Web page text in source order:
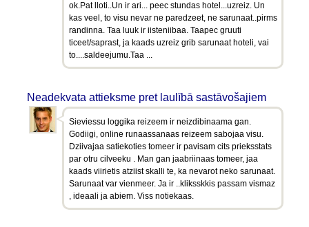
ok.Pat lloti..Un ir ari... peec stundas hotel...uzreiz. Un
kas veel, to visu nevar ne paredzeet, ne sarunaat..pirms
randinna. Taa luuk ir iisteniibaa. Taapec gruuti
ticeet/saprast, ja kaads uzreiz grib sarunaat hoteli, vai
to....saldeejumu.Taa ...
Neadekvata attieksme pret laulībā sastāvošajiem
Sieviessu loggika reizeem ir neizdibinaama gan.
Godiigi, online runaassanaas reizeem sabojaa visu.
Dziivajaa satiekoties tomeer ir pavisam cits prieksstats
par otru cilveeku . Man gan jaabriinaas tomeer, jaa
kaads viirietis atziist skalli te, ka nevarot neko sarunaat.
Sarunaat var vienmeer. Ja ir ..kliksskkis passam vismaz
, ideaali ja abiem. Viss notiekaas.